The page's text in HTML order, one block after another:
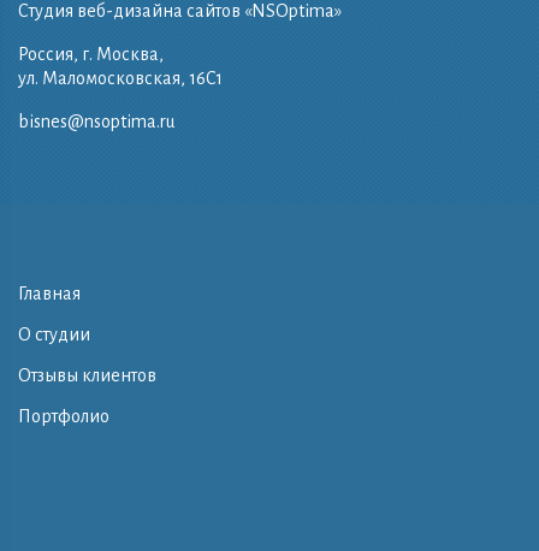
Студия веб-дизайна сайтов «NSOptima»
Россия, г. Москва,
ул. Маломосковская, 16C1
bisnes@nsoptima.ru
Главная
О студии
Отзывы клиентов
Портфолио